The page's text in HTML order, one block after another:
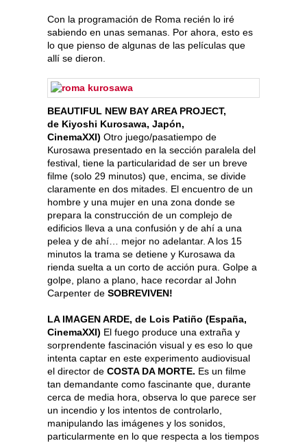
Con la programación de Roma recién lo iré
sabiendo en unas semanas. Por ahora, esto es
lo que pienso de algunas de las películas que
allí se dieron.
BEAUTIFUL NEW BAY AREA PROJECT,
de Kiyoshi Kurosawa, Japón,
CinemaXXI) Otro juego/pasatiempo de
Kurosawa presentado en la sección paralela del
festival, tiene la particularidad de ser un breve
filme (solo 29 minutos) que, encima, se divide
claramente en dos mitades. El encuentro de un
hombre y una mujer en una zona donde se
prepara la construcción de un complejo de
edificios lleva a una confusión y de ahí a una
pelea y de ahí… mejor no adelantar. A los 15
minutos la trama se detiene y Kurosawa da
rienda suelta a un corto de acción pura. Golpe a
golpe, plano a plano, hace recordar al John
Carpenter de SOBREVIVEN!
LA IMAGEN ARDE, de Lois Patiño (España,
CinemaXXI) El fuego produce una extraña y
sorprendente fascinación visual y es eso lo que
intenta captar en este experimento audiovisual
el director de COSTA DA MORTE. Es un filme
tan demandante como fascinante que, durante
cerca de media hora, observa lo que parece ser
un incendio y los intentos de controlarlo,
manipulando las imágenes y los sonidos,
particularmente en lo que respecta a los tiempos